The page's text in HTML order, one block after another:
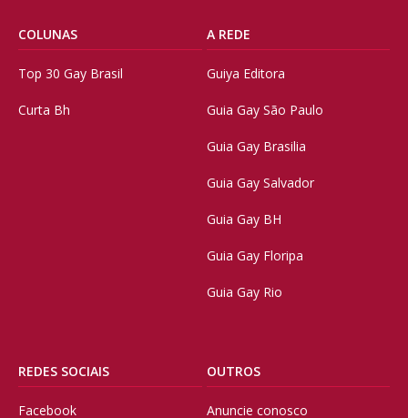
COLUNAS
Top 30 Gay Brasil
Curta Bh
A REDE
Guiya Editora
Guia Gay São Paulo
Guia Gay Brasilia
Guia Gay Salvador
Guia Gay BH
Guia Gay Floripa
Guia Gay Rio
REDES SOCIAIS
Facebook
OUTROS
Anuncie conosco